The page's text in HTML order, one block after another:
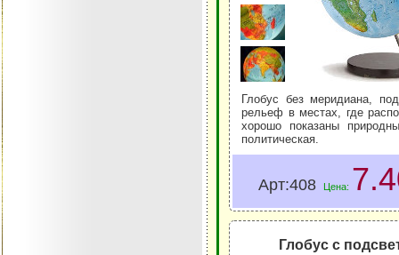
Глобус без меридиана,
рельеф в местах, где
хорошо показаны
политическая.
Арт:408 Цена:
Глобус с